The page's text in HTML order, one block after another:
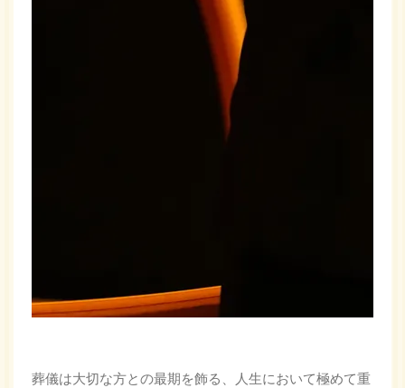
葬儀は大切な方との最期を飾る、人生において極めて重